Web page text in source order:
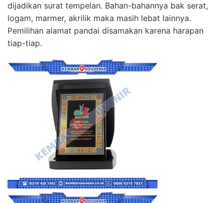
dijadikan surat tempelan. Bahan-bahannya bak serat,
logam, marmer, akrilik maka masih lebat lainnya.
Pemilihan alamat pandai disamakan karena harapan
tiap-tiap.